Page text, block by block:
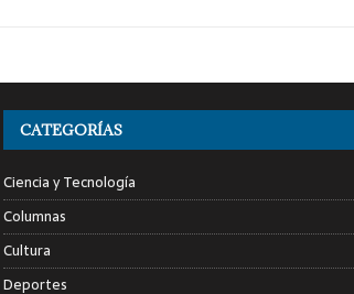
CATEGORÍAS
Ciencia y Tecnología
Columnas
Cultura
Deportes